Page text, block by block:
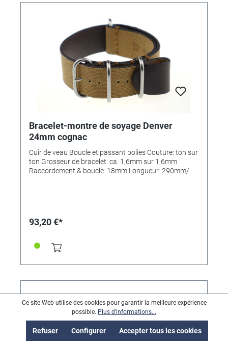
Bracelet-montre de soyage Denver
24mm cognac
Cuir de veau Boucle et passant polies Couture: ton sur
ton Grosseur de bracelet: ca. 1,6mm sur 1,6mm
Raccordement & boucle: 18mm Longueur: 290mm/
93,20 €*
Ce site Web utilise des cookies pour garantir la meilleure expérience
possible. Plus d'informations...
Refuser Configurer Accepter tous les cookies